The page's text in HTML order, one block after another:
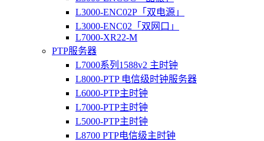
L3000-ENC02P「双电源」
L3000-ENC02「双网口」
L7000-XR22-M
PTP服务器
L7000系列1588v2 主时钟
L8000-PTP 电信级时钟服务器
L6000-PTP主时钟
L7000-PTP主时钟
L5000-PTP主时钟
L8700 PTP电信级主时钟